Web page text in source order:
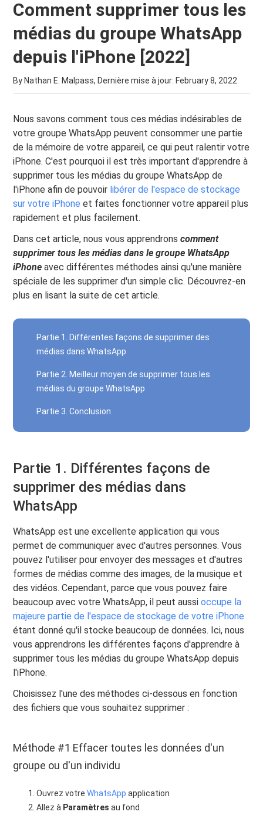
Comment supprimer tous les
médias du groupe WhatsApp
depuis l'iPhone [2022]
By Nathan E. Malpass, Dernière mise à jour: February 8, 2022
Nous savons comment tous ces médias indésirables de
votre groupe WhatsApp peuvent consommer une partie
de la mémoire de votre appareil, ce qui peut ralentir votre
iPhone. C'est pourquoi il est très important d'apprendre à
supprimer tous les médias du groupe WhatsApp de
l'iPhone afin de pouvoir libérer de l'espace de stockage
sur votre iPhone et faites fonctionner votre appareil plus
rapidement et plus facilement.
Dans cet article, nous vous apprendronscomment
supprimer tous les médias dans le groupe WhatsApp
iPhone avec différentes méthodes ainsi qu'une manière
spéciale de les supprimer d'un simple clic. Découvrez-en
plus en lisant la suite de cet article.
Partie 1. Différentes façons de supprimer des
médias dans WhatsApp
Partie 2. Meilleur moyen de supprimer tous les
médias du groupe WhatsApp
Partie 3. Conclusion
Partie 1. Différentes façons de
supprimer des médias dans
WhatsApp
WhatsApp est une excellente application qui vous
permet de communiquer avec d'autres personnes. Vous
pouvez l'utiliser pour envoyer des messages et d'autres
formes de médias comme des images, de la musique et
des vidéos. Cependant, parce que vous pouvez faire
beaucoup avec votre WhatsApp, il peut aussioccupe la
majeure partie de l'espace de stockage de votre iPhone
étant donné qu'il stocke beaucoup de données. Ici, nous
vous apprendrons les différentes façons d'apprendre à
supprimer tous les médias du groupe WhatsApp depuis
l'iPhone.
Choisissez l'une des méthodes ci-dessous en fonction
des fichiers que vous souhaitez supprimer :
Méthode #1 Effacer toutes les données d'un
groupe ou d'un individu
Ouvrez votreWhatsApp application
Allez à Paramètres au fond